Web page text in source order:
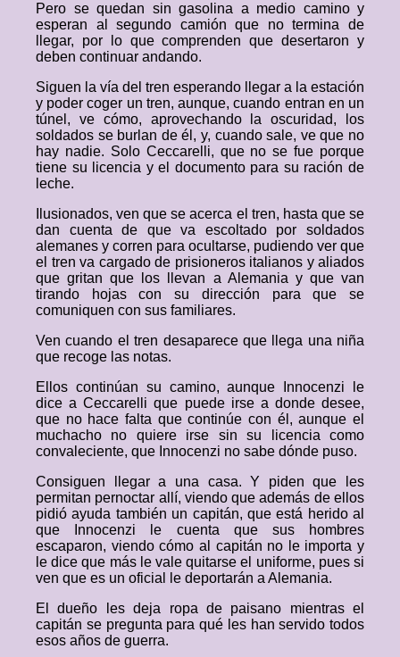
Pero se quedan sin gasolina a medio camino y
esperan al segundo camión que no termina de
llegar, por lo que comprenden que desertaron y
deben continuar andando.
Siguen la vía del tren esperando llegar a la estación
y poder coger un tren, aunque, cuando entran en un
túnel, ve cómo, aprovechando la oscuridad, los
soldados se burlan de él, y, cuando sale, ve que no
hay nadie. Solo Ceccarelli, que no se fue porque
tiene su licencia y el documento para su ración de
leche.
Ilusionados, ven que se acerca el tren, hasta que se
dan cuenta de que va escoltado por soldados
alemanes y corren para ocultarse, pudiendo ver que
el tren va cargado de prisioneros italianos y aliados
que gritan que los llevan a Alemania y que van
tirando hojas con su dirección para que se
comuniquen con sus familiares.
Ven cuando el tren desaparece que llega una niña
que recoge las notas.
Ellos continúan su camino, aunque Innocenzi le
dice a Ceccarelli que puede irse a donde desee,
que no hace falta que continúe con él, aunque el
muchacho no quiere irse sin su licencia como
convaleciente, que Innocenzi no sabe dónde puso.
Consiguen llegar a una casa. Y piden que les
permitan pernoctar allí, viendo que además de ellos
pidió ayuda también un capitán, que está herido al
que Innocenzi le cuenta que sus hombres
escaparon, viendo cómo al capitán no le importa y
le dice que más le vale quitarse el uniforme, pues si
ven que es un oficial le deportarán a Alemania.
El dueño les deja ropa de paisano mientras el
capitán se pregunta para qué les han servido todos
esos años de guerra.